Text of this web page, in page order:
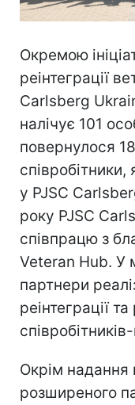
Окремою
реінтеграції
Carlsberg
налічує 101
повернулося
у PJSC
року PJSC
співпрацю з
Veteran Hub. У
партнери
реінтеграції та
Окрім надання
розширеного